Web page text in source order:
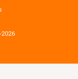
2026